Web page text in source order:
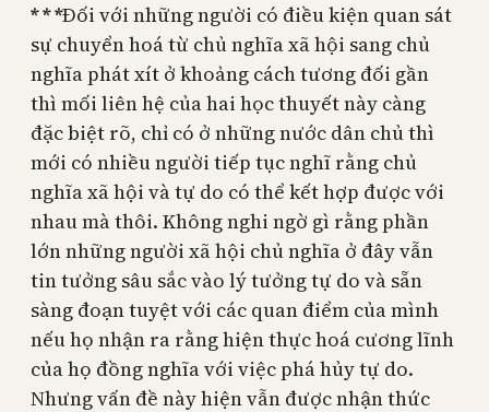
* * *Đối với những người có điều kiện quan sát
sự chuyển hoá từ chủ nghĩa xã hội sang chủ
nghĩa phát xít ở khoảng cách tương đối gần
thì mối liên hệ của hai học thuyết này càng
đặc biệt rõ, chỉ có ở những nước dân chủ thì
mới có nhiều người tiếp tục nghĩ rằng chủ
nghĩa xã hội và tự do có thể kết hợp được với
nhau mà thôi. Không nghi ngờ gì rằng phần
lớn những người xã hội chủ nghĩa ở đây vẫn
tin tưởng sâu sắc vào lý tưởng tự do và sẵn
sàng đoạn tuyệt với các quan điểm của mình
nếu họ nhận ra rằng hiện thực hoá cương lĩnh
của họ đồng nghĩa với việc phá hủy tự do.
Nhưng vấn đề này hiện vẫn được nhận thức